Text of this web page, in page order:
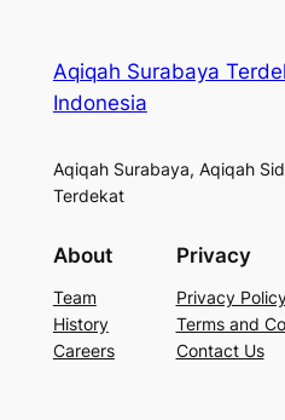
Aqiqah Surabaya
Indonesia
Aqiqah Surabaya, Aqiqah
Terdekat
About
Team
History
Careers
Privacy
Privacy
Terms and
Contact Us